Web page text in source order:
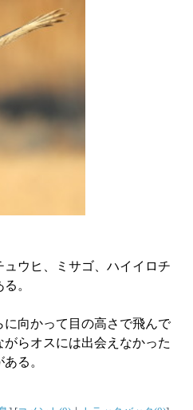
ウヒ、ミサゴ、ハイイロチ
。
向かって目の高さで飛んで
らオスには出会えなかった
る。